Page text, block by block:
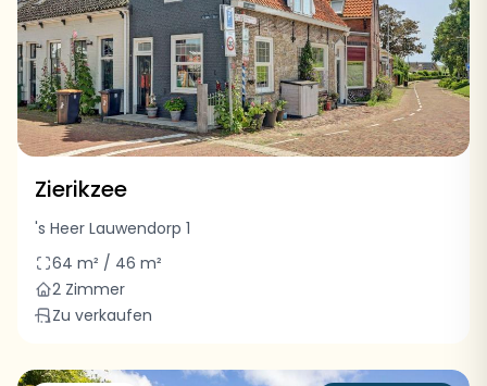
Zierikzee
's Heer Lauwendorp 1
64 m² / 46 m²
2 Zimmer
Zu verkaufen